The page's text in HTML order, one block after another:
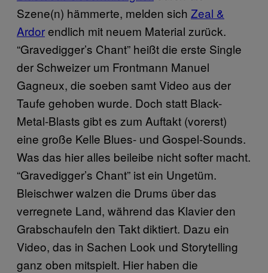
Szene(n) hämmerte, melden sich Zeal &
Ardorendlich mit neuem Material zurück.
“Gravedigger’s Chant” heißt die erste Single
der Schweizer um Frontmann Manuel
Gagneux, die soeben samt Video aus der
Taufe gehoben wurde. Doch statt Black-
Metal-Blasts gibt es zum Auftakt (vorerst)
eine große Kelle Blues- und Gospel-Sounds.
Was das hier alles beileibe nicht softer macht.
“Gravedigger’s Chant” ist ein Ungetüm.
Bleischwer walzen die Drums über das
verregnete Land, während das Klavier den
Grabschaufeln den Takt diktiert. Dazu ein
Video, das in Sachen Look und Storytelling
ganz oben mitspielt. Hier haben die